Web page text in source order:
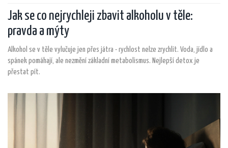
Jak se co nejrychleji zbavit alkoholu v těle:
pravda a mýty
Alkohol se v těle vylučuje jen přes játra - rychlost nelze zrychlit. Voda, jídlo a
spánek pomáhají, ale nezmění základní metabolismus. Nejlepší detox je
přestat pít.